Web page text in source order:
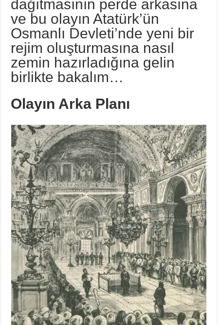
dağıtmasının perde arkasına
ve bu olayın Atatürk’ün
Osmanlı Devleti’nde yeni bir
rejim oluşturmasına nasıl
zemin hazırladığına gelin
birlikte bakalım…
Olayın Arka Planı